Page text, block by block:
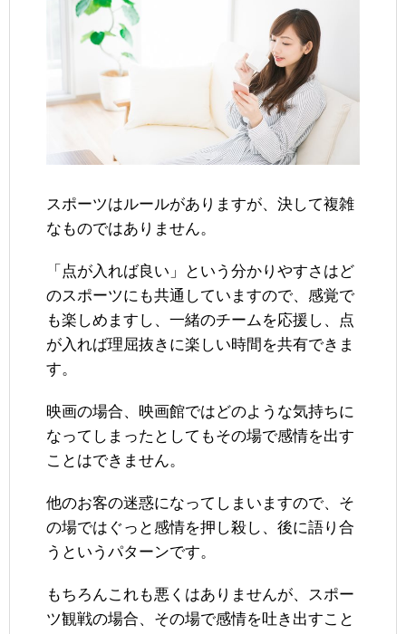
スポーツはルールがありますが、決して複雑
なものではありません。
「点が入れば良い」という分かりやすさはど
のスポーツにも共通していますので、感覚で
も楽しめますし、一緒のチームを応援し、点
が入れば理屈抜きに楽しい時間を共有できま
す。
映画の場合、映画館ではどのような気持ちに
なってしまったとしてもその場で感情を出す
ことはできません。
他のお客の迷惑になってしまいますので、そ
の場ではぐっと感情を押し殺し、後に語り合
うというパターンです。
もちろんこれも悪くはありませんが、スポー
ツ観戦の場合、その場で感情を吐き出すこと